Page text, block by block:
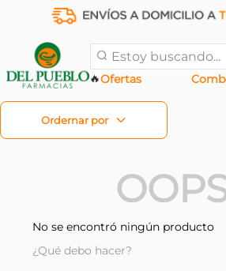
Estoy buscando...
Ofertas
🔥
No se encontró ningún producto
¿Qué debo hacer?